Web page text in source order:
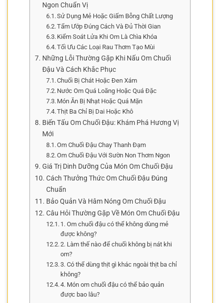
Ngon Chuẩn Vị
Sử Dụng Mẻ Hoặc Giấm Bỗng Chất Lượng
Tẩm Ướp Đúng Cách Và Đủ Thời Gian
Kiểm Soát Lửa Khi Om Là Chìa Khóa
Tối Ưu Các Loại Rau Thơm Tạo Mùi
Những Lỗi Thường Gặp Khi Nấu Om Chuối
Đậu Và Cách Khắc Phục
Chuối Bị Chát Hoặc Đen Xám
Nước Om Quá Loãng Hoặc Quá Đặc
Món Ăn Bị Nhạt Hoặc Quá Mặn
Thịt Ba Chỉ Bị Dai Hoặc Khô
Biến Tấu Om Chuối Đậu: Khám Phá Hương Vị
Mới
Om Chuối Đậu Chay Thanh Đạm
Om Chuối Đậu Với Sườn Non Thơm Ngon
Giá Trị Dinh Dưỡng Của Món Om Chuối Đậu
Cách Thưởng Thức Om Chuối Đậu Đúng
Chuẩn
Bảo Quản Và Hâm Nóng Om Chuối Đậu
Câu Hỏi Thường Gặp Về Món Om Chuối Đậu
1. Om chuối đậu có thể không dùng mẻ
được không?
2. Làm thế nào để chuối không bị nát khi
om?
3. Có thể dùng thịt gì khác ngoài thịt ba chỉ
không?
4. Món om chuối đậu có thể bảo quản
được bao lâu?